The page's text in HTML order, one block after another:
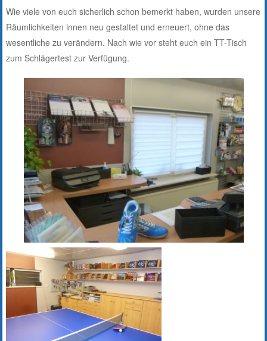
Wie viele von euch sicherlich schon bemerkt haben, wurden unsere
Räumlichkeiten innen neu gestaltet und erneuert, ohne das
wesentliche zu verändern. Nach wie vor steht euch ein TT-Tisch
zum Schlägertest zur Verfügung.